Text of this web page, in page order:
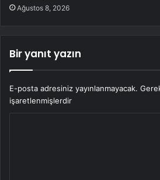
Ağustos 8, 2026
Bir yanıt yazın
E-posta adresiniz yayınlanmayacak.
işaretlenmişlerdir